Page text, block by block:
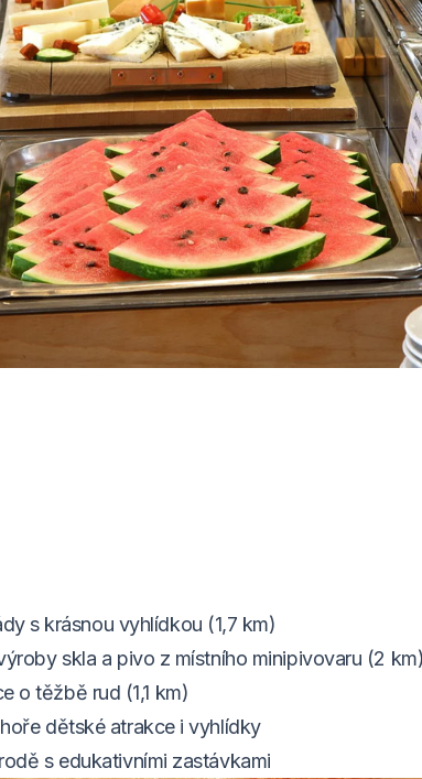
s krásnou vyhlídkou (1,7 km)
skla a pivo z místního minipivovaru (2 km)
o těžbě rud (1,1 km)
dětské atrakce i vyhlídky
s edukativními zastávkami